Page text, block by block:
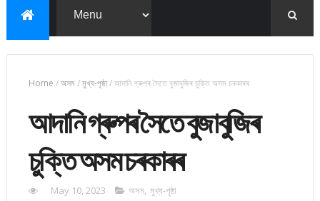
Home /অসম/মুখ্য-পৃষ্ঠা/আদানি গ্ৰুপৰ সৈতে বুজাবুজিৰ চুক্তি অসম চৰকাৰৰ
আদানি গ্ৰুপৰ সৈতে বুজাবুজিৰ
চুক্তি অসম চৰকাৰৰ
May 10, 2023 অসম, মুখ্য-পৃষ্ঠা